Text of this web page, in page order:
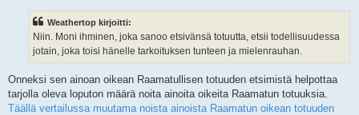
Weathertop kirjoitti:
Niin. Moni ihminen, joka sanoo etsivänsä totuutta, etsii todellisuudessa
jotain, joka toisi hänelle tarkoituksen tunteen ja mielenrauhan.
Onneksi sen ainoan oikean Raamatullisen totuuden etsimistä helpottaa
tarjolla oleva loputon määrä noita ainoita oikeita Raamatun totuuksia.
Täällä vertailussa muutama noista ainoista Raamatun oikean totuuden